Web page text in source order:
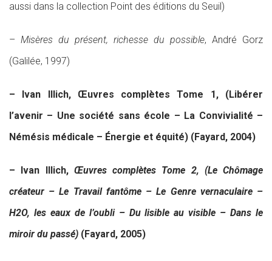
aussi dans la collection Point des éditions du Seuil)
– Misères du présent, richesse du possible, André Gorz
(Galilée, 1997)
– Ivan Illich, Œuvres complètes Tome 1, (Libérer
l’avenir – Une société sans école – La Convivialité –
Némésis médicale – Énergie et équité) (Fayard, 2004)
– Ivan Illich,Œuvres complètes Tome 2, (Le Chômage
créateur – Le Travail fantôme – Le Genre vernaculaire –
H2O, les eaux de l’oubli – Du lisible au visible – Dans le
miroir du passé) (Fayard, 2005)